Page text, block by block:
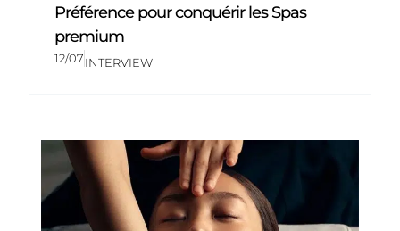
Préférence pour conquérir les Spas
premium
12/07INTERVIEW